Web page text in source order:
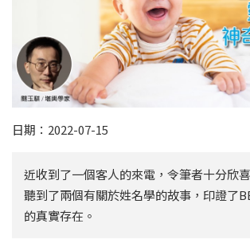
日期：2022-07-15
近收到了一個客人的來電，令筆者十分欣
聽到了兩個有關於姓名學的故事，印證了
的真實存在。